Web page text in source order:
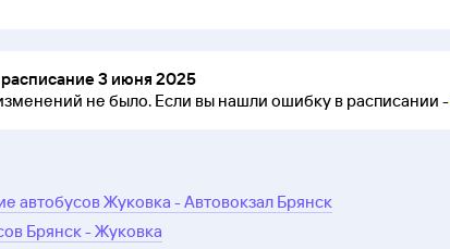
3 июня 2025
не было. Если вы нашли ошибку в расписании -
автобусов Жуковка - Автовокзал Брянск
Брянск - Жуковка